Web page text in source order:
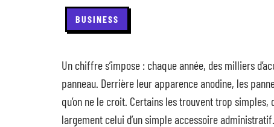
BUSINESS
Un chiffre s’impose : chaque année, des milliers
panneau. Derrière leur apparence anodine, les
qu’on ne le croit. Certains les trouvent trop
largement celui d’un simple accessoire administratif.